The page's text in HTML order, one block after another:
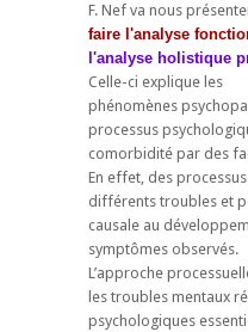
F. Nef va nous
faire l'analyse
l'analyse holistique
Celle-ci explique les
phénomènes
processus
comorbidité par des
En effet, des
différents troubles et
causale au
symptômes observés.
L’approche
les troubles mentaux
psychologiques